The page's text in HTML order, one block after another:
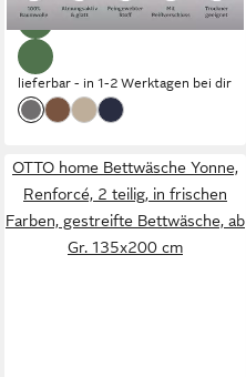
lieferbar - in 1-2 Werktagen bei dir
OTTO home Bettwäsche Yonne,
Renforcé, 2 teilig, in frischen
Farben, gestreifte Bettwäsche, ab
Gr. 135x200 cm